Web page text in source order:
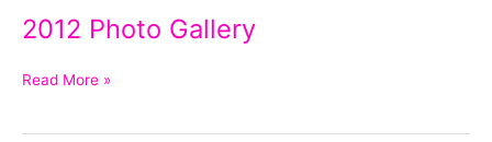
2012 Photo Gallery
Read More »